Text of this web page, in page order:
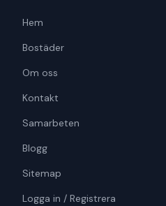
Hem
Bostäder
Om oss
Kontakt
Samarbeten
Blogg
Sitemap
Logga in / Registrera